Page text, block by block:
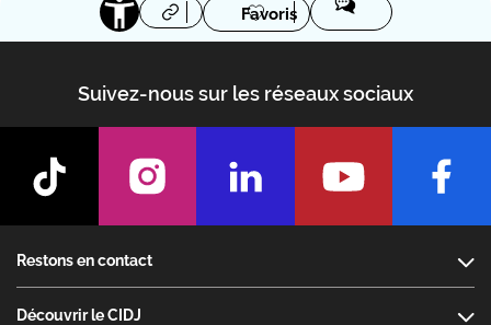
Favoris
Suivez-nous sur les réseaux sociaux
Restons en contact
Découvrir le CIDJ